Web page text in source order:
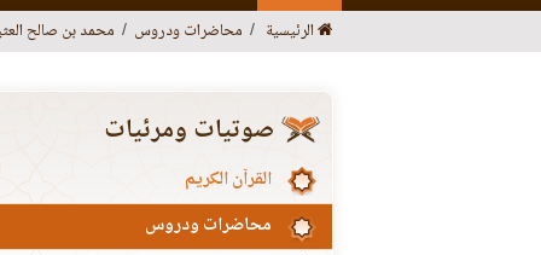
الرئيسية محاضرات ودروس محمد بن صالح
صوتيات ومرئيات
القرآن الكريم
محاضرات ودروس